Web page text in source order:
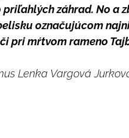
záhrad. No a
označujúcom
pri mŕtvom rameno
Lenka Vargová